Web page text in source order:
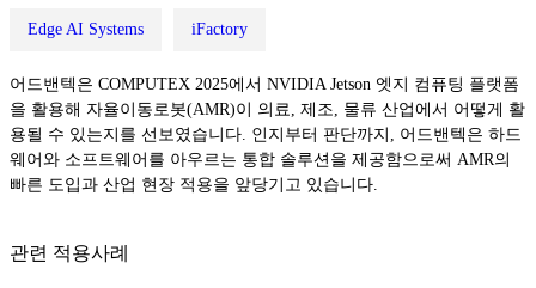
Edge AI Systems iFactory
어드밴텍은 COMPUTEX 2025에서 NVIDIA Jetson 엣지 컴퓨팅 플랫폼
을 활용해 자율이동로봇(AMR)이 의료, 제조, 물류 산업에서 어떻게 활
용될 수 있는지를 선보였습니다. 인지부터 판단까지, 어드밴텍은 하드
웨어와 소프트웨어를 아우르는 통합 솔루션을 제공함으로써 AMR의
빠른 도입과 산업 현장 적용을 앞당기고 있습니다.
관련 적용사례